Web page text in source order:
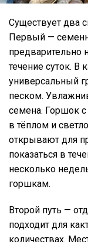
Существует два
Первый —
предварительно
течение суток. В
универсальный
песком.
семена. Горшок с
в тёплом и
открывают для
показаться в
несколько
горшкам.
Второй путь —
подходит для
количествах.